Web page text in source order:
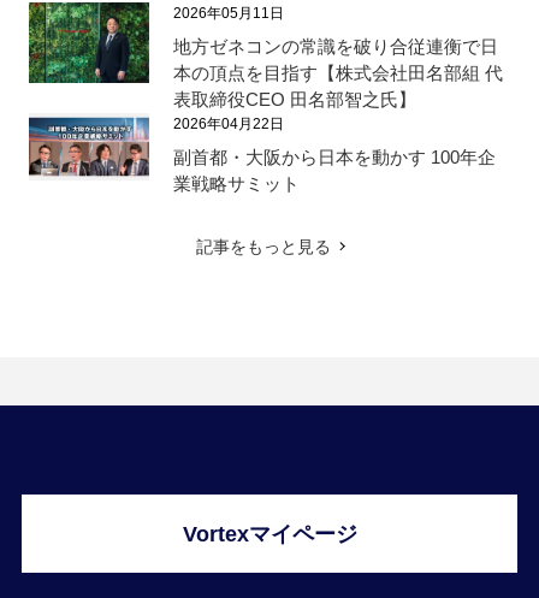
2026年05月11日
地方ゼネコンの常識を破り合従連衡で日
本の頂点を目指す【株式会社田名部組 代
表取締役CEO 田名部智之氏】
2026年04月22日
副首都・大阪から日本を動かす 100年企
業戦略サミット
記事をもっと見る
Vortexマイページ